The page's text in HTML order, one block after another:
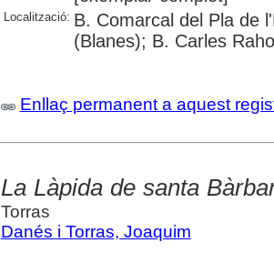
Localització: B. Comarcal del Pla de
(Blanes); B. Carles
Enllaç permanent a aquest
La Làpida de santa
Torras
Danés i Torras, Joaquim